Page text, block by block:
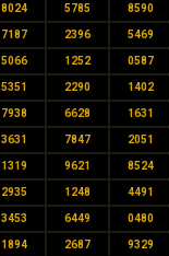
8024 5785 8590
7187 2396 5469
5066 1252 0587
5351 2290 1402
7938 6628 1631
3631 7847 2051
1319 9621 8524
2935 1248 4491
3453 6449 0480
1894 2687 9329